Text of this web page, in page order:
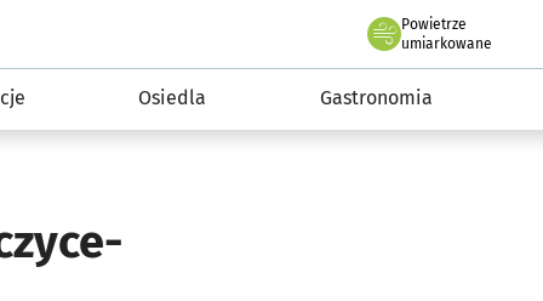
Powietrze
we Wrocławiu
umiarkowane
Osiedla Gastronomia